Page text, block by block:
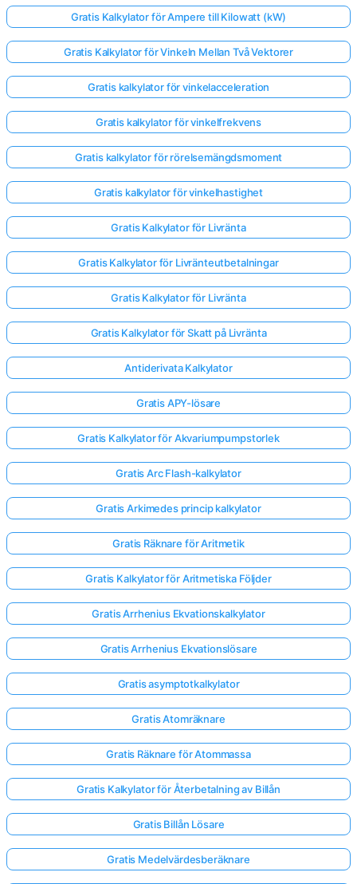
Gratis Kalkylator för Ampere till Kilowatt (kW)
Gratis Kalkylator för Vinkeln Mellan Två Vektorer
Gratis kalkylator för vinkelacceleration
Gratis kalkylator för vinkelfrekvens
Gratis kalkylator för rörelsemängdsmoment
Gratis kalkylator för vinkelhastighet
Gratis Kalkylator för Livränta
Gratis Kalkylator för Livränteutbetalningar
Gratis Kalkylator för Livränta
Gratis Kalkylator för Skatt på Livränta
Antiderivata Kalkylator
Gratis APY-lösare
Gratis Kalkylator för Akvariumpumpstorlek
Gratis Arc Flash-kalkylator
Gratis Arkimedes princip kalkylator
Gratis Räknare för Aritmetik
Gratis Kalkylator för Aritmetiska Följder
Gratis Arrhenius Ekvationskalkylator
Gratis Arrhenius Ekvationslösare
Gratis asymptotkalkylator
Gratis Atomräknare
Gratis Räknare för Atommassa
Gratis Kalkylator för Återbetalning av Billån
Gratis Billån Lösare
Gratis Medelvärdesberäknare